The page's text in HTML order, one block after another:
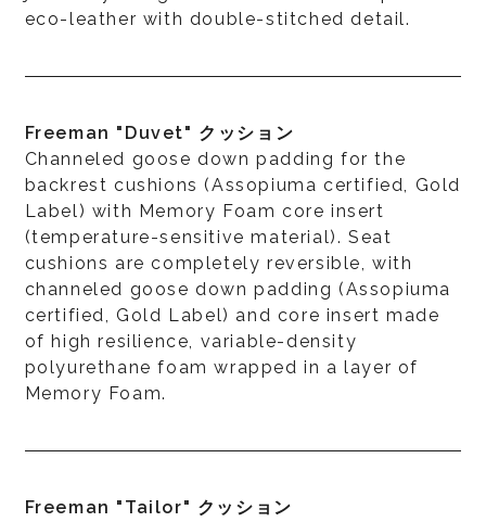
eco-leather with double-stitched detail.
Freeman "Duvet" クッション
Channeled goose down padding for the
backrest cushions (Assopiuma certified, Gold
Label) with Memory Foam core insert
(temperature-sensitive material). Seat
cushions are completely reversible, with
channeled goose down padding (Assopiuma
certified, Gold Label) and core insert made
of high resilience, variable-density
polyurethane foam wrapped in a layer of
Memory Foam.
Freeman "Tailor" クッション